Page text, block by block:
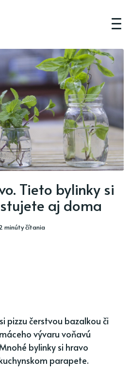
Tieto bylinky si
aj doma
minúty čítania
pizzu čerstvou bazalkou či
vývaru voňavú
bylinky si hravo
parapete.